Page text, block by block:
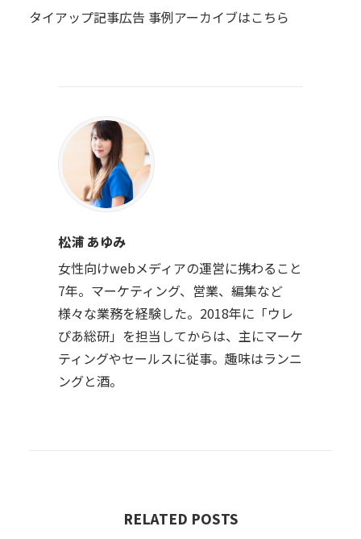
タイアップ記事広告 事例アーカイブはこちら
松浦 あゆみ
女性向けwebメディアの運営に携わること
7年。マーケティング、営業、編集など
様々な業務を経験した。2018年に「ウレ
ぴあ総研」を担当してからは、主にマーケ
ティングやセールスに従事。趣味はランニ
ングと酒。
RELATED POSTS